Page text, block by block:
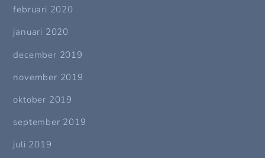
februari 2020
januari 2020
december 2019
november 2019
oktober 2019
september 2019
juli 2019